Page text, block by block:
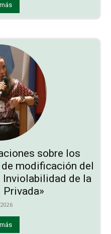
sobre los
modificación del
Inviolabilidad de la
Privada»